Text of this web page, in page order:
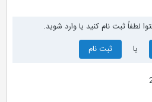
ثبت نام کنید یا وارد شوید.
ثبت نام